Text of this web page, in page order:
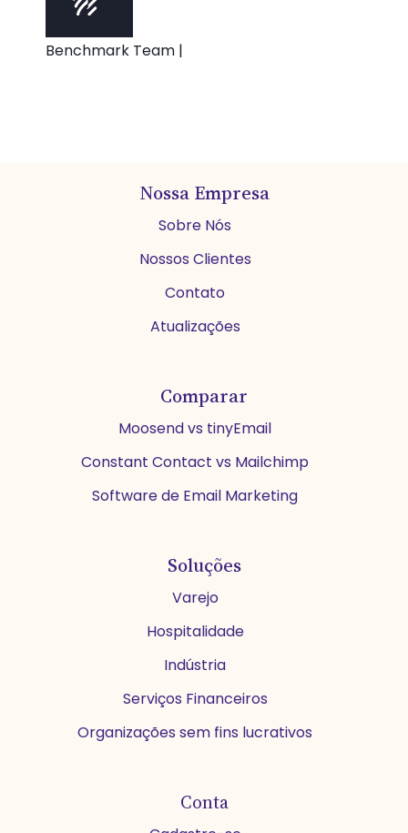
Benchmark Team |
Nossa Empresa
Sobre Nós
Nossos Clientes
Contato
Atualizações
Comparar
Moosend vs tinyEmail
Constant Contact vs Mailchimp
Software de Email Marketing
Soluções
Varejo
Hospitalidade
Indústria
Serviços Financeiros
Organizações sem fins lucrativos
Conta